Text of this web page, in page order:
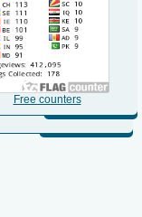
Free counters